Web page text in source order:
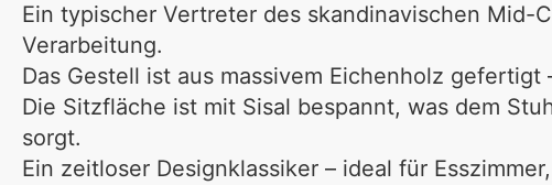
Ein typischer Vertreter des skandinavischen
Verarbeitung.
Das Gestell ist aus massivem Eichenholz gefertigt
Die Sitzfläche ist mit Sisal bespannt, was dem
sorgt.
Ein zeitloser Designklassiker – ideal für